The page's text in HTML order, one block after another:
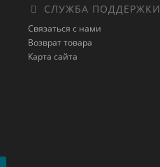
СЛУЖБА ПОДДЕРЖКИ
Связаться с нами
Возврат товара
Карта сайта